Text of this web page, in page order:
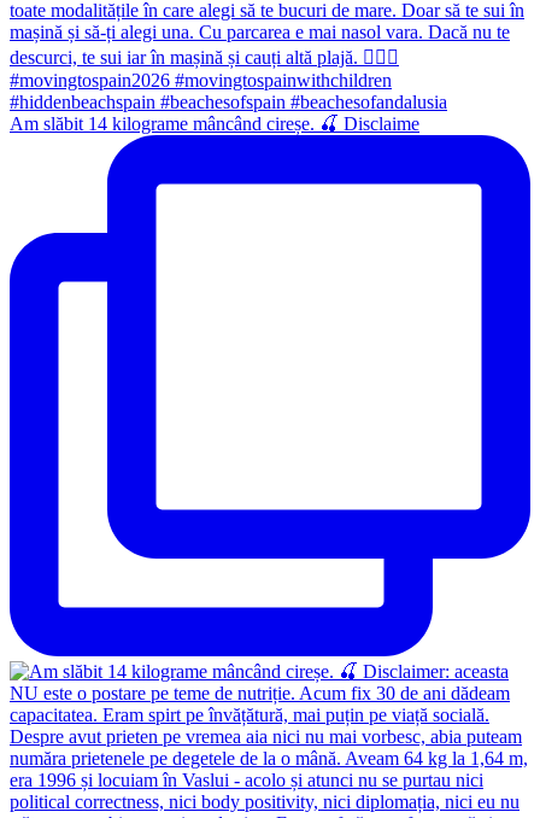
Am slăbit 14 kilograme mâncând cireșe. 🍒 Disclaime